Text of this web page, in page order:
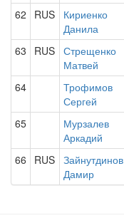
62 RUS
Кириенко
Данила
63 RUS Стрещенко
Матвей
64
Трофимов
Сергей
65
Мурзалев
Аркадий
66 RUS Зайнутдинов
Дамир